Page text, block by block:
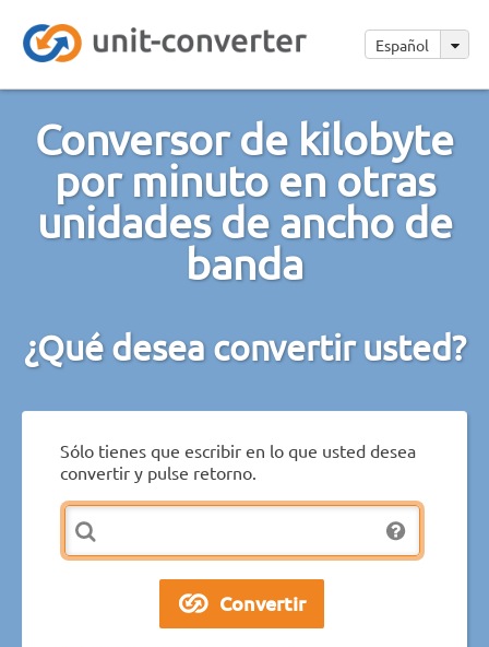
Español
Conversor de kilobyte
por minuto en otras
unidades de ancho de
banda
¿Qué desea convertir usted?
Sólo tienes que escribir en lo que usted desea
convertir y pulse retorno.